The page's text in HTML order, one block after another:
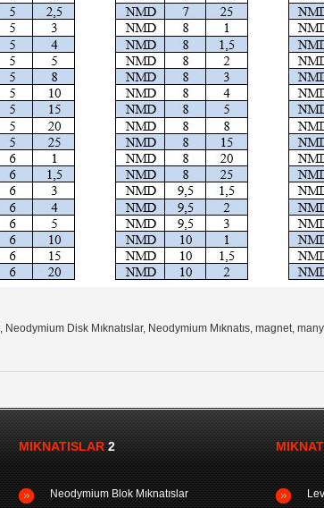
Disk Mıknatıslar, Neodymium Mıknatıs, magnet,
MIKNATISLAR2
Neodymium Blok Mıknatıslar